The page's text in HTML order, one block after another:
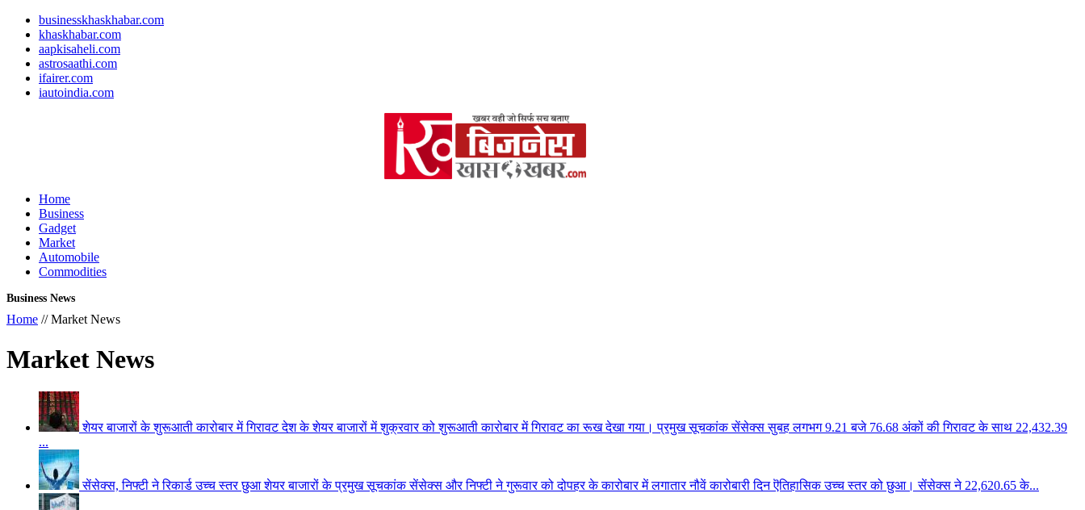
businesskhaskhabar.com
khaskhabar.com
aapkisaheli.com
astrosaathi.com
ifairer.com
iautoindia.com
Home
Business
Gadget
Market
Automobile
Commodities
Business News
Home // Market News
Market News
शेयर बाजारों के शुरूआती कारोबार में गिरावट देश के शेयर बाजारों में शुक्रवार को शुरूआती कारोबार में गिरावट का रूख देखा गया। प्रमुख सूचकांक सेंसेक्स सुबह लगभग 9.21 बजे 76.68 अंकों की गिरावट के साथ 22,432.39
...
सेंसेक्स, निफ्टी ने रिकार्ड उच्च स्तर छुआशेयर बाजारों के प्रमुख सूचकांक सेंसेक्स और निफ्टी ने गुरूवार को दोपहर के कारोबार में लगातार नौवें कारोबारी दिन ऎतिहासिक उच्च स्तर को छुआ। सेंसेक्स ने 22,620.65 के...